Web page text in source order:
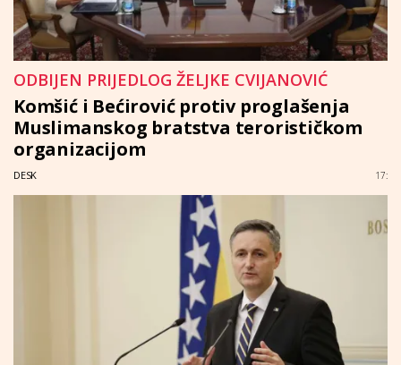
ODBIJEN PRIJEDLOG ŽELJKE CVIJANOVIĆ
Komšić i Bećirović protiv proglašenja
Muslimanskog bratstva terorističkom
organizacijom
DESK 17: